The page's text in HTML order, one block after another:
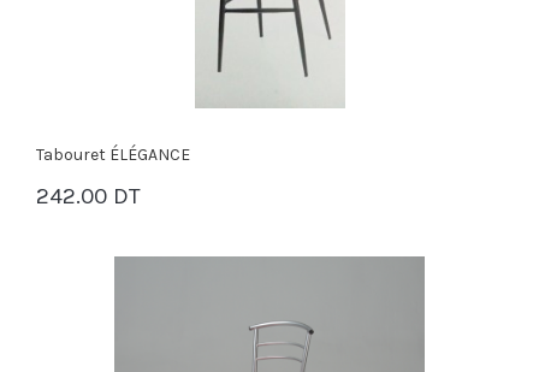
Tabouret ÉLÉGANCE
242.00 DT
PANIER